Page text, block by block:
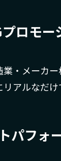
ロモ
業・メーカ
リアルなだ
パフォ